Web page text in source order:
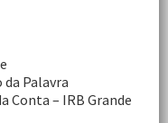
Palavra
Conta – IRB Grande